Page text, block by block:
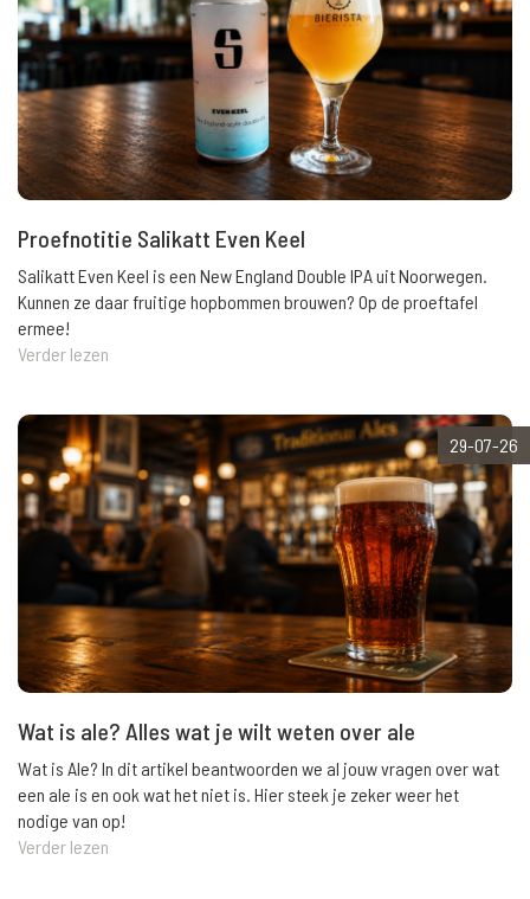
Proefnotitie Salikatt Even Keel
Salikatt Even Keel is een New England Double IPA uit Noorwegen.
Kunnen ze daar fruitige hopbommen brouwen? Op de proeftafel
ermee!
Verder lezen
29-07-26
Wat is ale? Alles wat je wilt weten over ale
Wat is Ale? In dit artikel beantwoorden we al jouw vragen over wat
een ale is en ook wat het niet is. Hier steek je zeker weer het
nodige van op!
Verder lezen